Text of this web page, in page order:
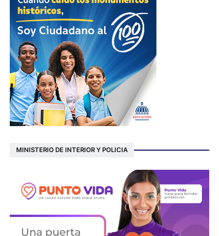
MINISTERIO DE INTERIOR Y POLICIA